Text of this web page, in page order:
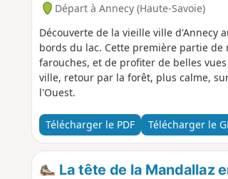
Départ à Annecy (Haute-Savoie)
Découverte de la vieille ville d'Annecy
bords du lac. Cette première partie
farouches, et de profiter de belles
ville, retour par la forêt, plus calme,
l'Ouest.
Télécharger le PDF Télécharger le
La tête de la Mandallaz